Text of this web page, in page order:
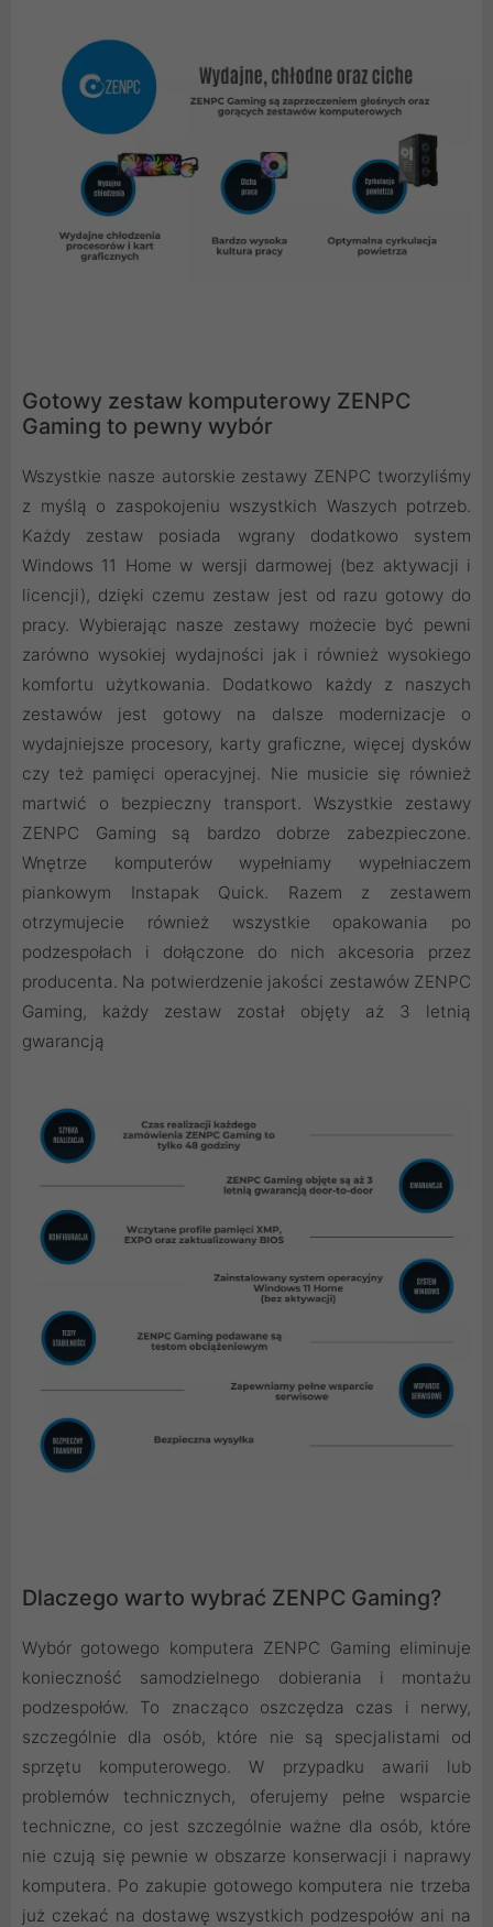
Gotowy zestaw komputerowy ZENPC
Gaming to pewny wybór
Wszystkie nasze autorskie zestawy ZENPC tworzyliśmy
z myślą o zaspokojeniu wszystkich Waszych potrzeb.
Każdy zestaw posiada wgrany dodatkowo system
Windows 11 Home w wersji darmowej (bez aktywacji i
licencji), dzięki czemu zestaw jest od razu gotowy do
pracy. Wybierając nasze zestawy możecie być pewni
zarówno wysokiej wydajności jak i również wysokiego
komfortu użytkowania. Dodatkowo każdy z naszych
zestawów jest gotowy na dalsze modernizacje o
wydajniejsze procesory, karty graficzne, więcej dysków
czy też pamięci operacyjnej. Nie musicie się również
martwić o bezpieczny transport. Wszystkie zestawy
ZENPC Gaming są bardzo dobrze zabezpieczone.
Wnętrze komputerów wypełniamy wypełniaczem
piankowym Instapak Quick. Razem z zestawem
otrzymujecie również wszystkie opakowania po
podzespołach i dołączone do nich akcesoria przez
producenta. Na potwierdzenie jakości zestawów ZENPC
Gaming, każdy zestaw został objęty aż 3 letnią
gwarancją
Dlaczego warto wybrać ZENPC Gaming?
Wybór gotowego komputera ZENPC Gaming eliminuje
konieczność samodzielnego dobierania i montażu
podzespołów. To znacząco oszczędza czas i nerwy,
szczególnie dla osób, które nie są specjalistami od
sprzętu komputerowego. W przypadku awarii lub
problemów technicznych, oferujemy pełne wsparcie
techniczne, co jest szczególnie ważne dla osób, które
nie czują się pewnie w obszarze konserwacji i naprawy
komputera. Po zakupie gotowego komputera nie trzeba
już czekać na dostawę wszystkich podzespołów ani na